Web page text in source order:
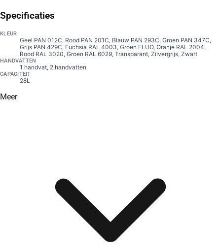
Specificaties
KLEUR
Geel PAN 012C, Rood PAN 201C, Blauw PAN 293C, Groen PAN 347C,
Grijs PAN 429C, Fuchsia RAL 4003, Groen FLUO, Oranje RAL 2004,
Rood RAL 3020, Groen RAL 6029, Transparant, Zilvergrijs, Zwart
HANDVATTEN
1 handvat, 2 handvatten
CAPACITEIT
28L
Meer